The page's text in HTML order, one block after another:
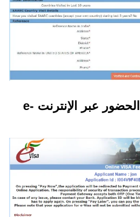
مدفوعات رسوم تأشيرة الحضور عبر الإنترنت e-